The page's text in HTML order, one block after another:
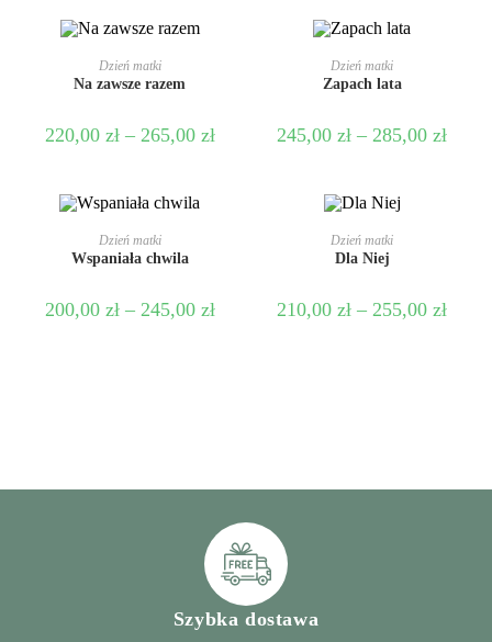
WYBIERZ OPCJE
Dzień matki
Na zawsze razem
220,00 zł – 265,00 zł
WYBIERZ OPCJE
Dzień matki
Zapach lata
245,00zł – 285,00zł
WYBIERZ OPCJE
Dzień matki
Wspaniała chwila
200,00 zł – 245,00 zł
WYBIERZ OPCJE
Dzień matki
Dla Niej
210,00zł – 255,00zł
Szybka dostawa